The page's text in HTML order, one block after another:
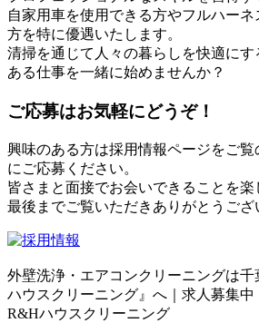
自家用車を使用できる方やフルハー
方を特に優遇いたします。
清掃を通じて人々の暮らしを快適に
ある仕事を一緒に始めませんか？
ご応募はお気軽にどうぞ！
興味のある方は採用情報ページをご覧
にご応募ください。
皆さまと面接でお会いできることを楽
最後までご覧いただきありがとうござ
外壁洗浄・エアコンクリーニングは
ハウスクリーニング』へ｜求人募集中
R&Hハウスクリーニング